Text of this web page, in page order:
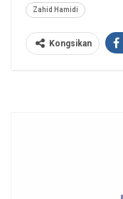
Zahid Hamidi
Kongsikan